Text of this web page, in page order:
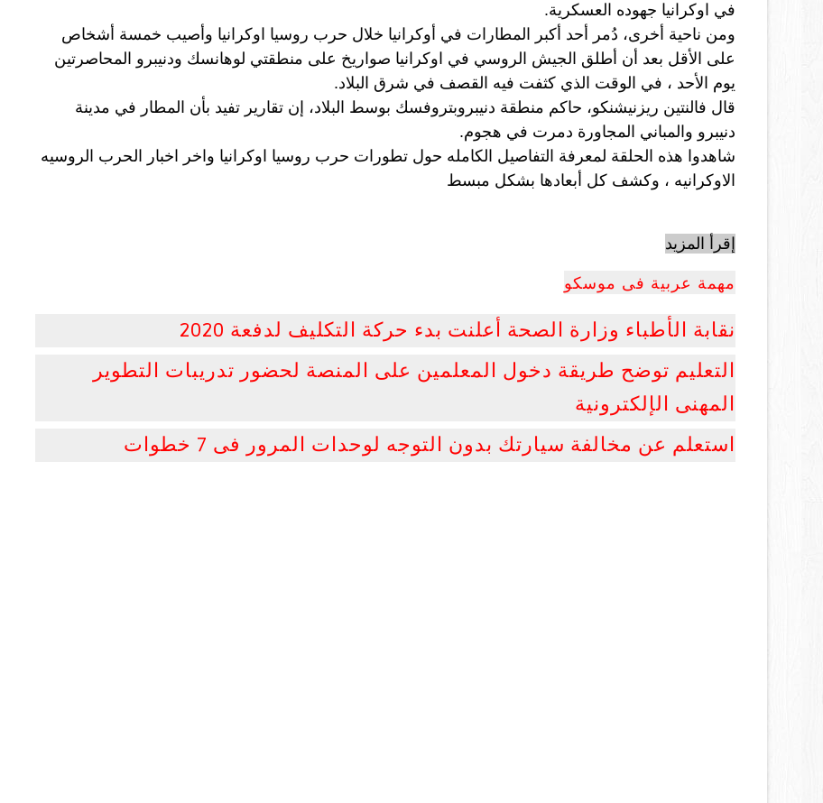
في اوكرانيا جهوده العسكرية.
يوم الأحد ، في الوقت الذي كثفت فيه القصف في شرق البلاد.
دنيبرو والمباني المجاورة دمرت في هجوم.
شاهدوا هذه الحلقة لمعرفة التفاصيل الكامله حول تطورات حرب روسيا اوكرانيا واخر
الاوكرانيه ، وكشف كل أبعادها بشكل مبسط
إقرأ المزيد
مهمة عربية فى موسكو
نقابة الأطباء وزارة الصحة أعلنت بدء حركة التكليف لدفعة 2020
التعليم توضح طريقة دخول المعلمين على المنصة لحضور تدريبات التطوير
المهنى الإلكترونية
استعلم عن مخالفة سيارتك بدون التوجه لوحدات المرور فى 7 خطوات